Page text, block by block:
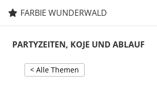
FARBIE WUNDERWALD
PARTYZEITEN, KOJE UND ABLAUF
< Alle Themen